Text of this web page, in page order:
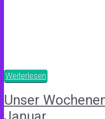
Weiterlesen
Unser